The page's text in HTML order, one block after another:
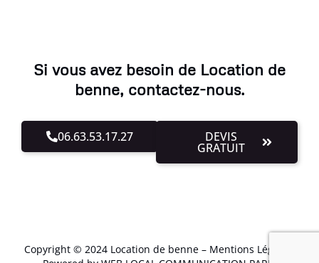
Si vous avez besoin de Location de
benne, contactez-nous.
06.63.53.17.27 DEVIS
GRATUIT
Copyright © 2024 Location de benne – Mentions Légales